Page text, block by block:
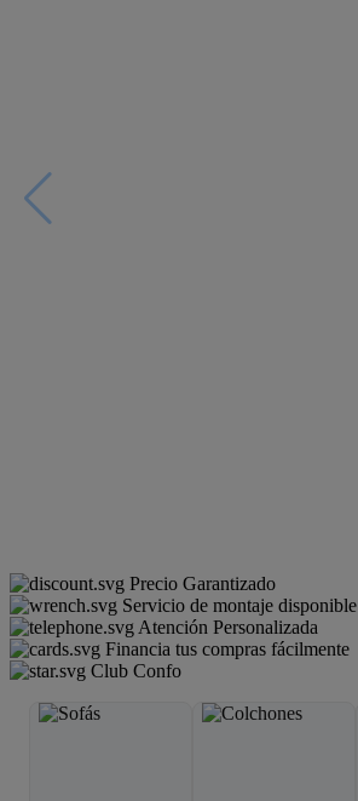
Precio Garantizado
Servicio de montaje disponible
Atención Personalizada
Financia tus compras fácilmente
Club Confo